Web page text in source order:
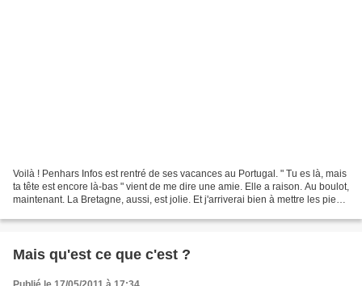
Voilà ! Penhars Infos est rentré de ses vacances au Portugal. " Tu es là, mais
ta tête est encore là-bas " vient de me dire une amie. Elle a raison. Au boulot,
maintenant. La Bretagne, aussi, est jolie. Et j'arriverai bien à mettre les pieds
Mais qu'est ce que c'est ?